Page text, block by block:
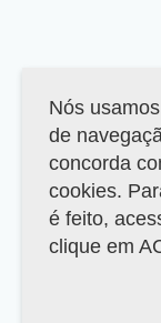
Nós
de
concorda
cookies.
é feito,
clique em